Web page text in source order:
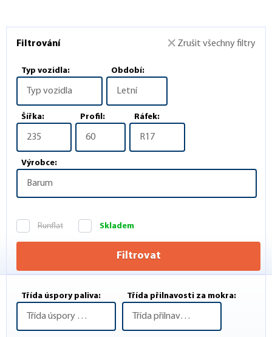
Filtrování Zrušit všechny filtry
Typ vozidla:
Typ vozidla
Období:
Letní
Šířka:
235
Profil:
60
Ráfek:
R17
Výrobce:
Barum
Runflat Skladem
Filtrovat
Třída úspory paliva:
Třída úspory paliva
Třída přilnavosti za mokra:
Třída přilnavosti za mokra